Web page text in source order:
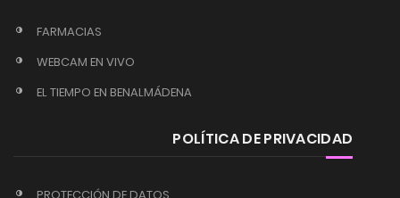
FARMACIAS
WEBCAM EN VIVO
EL TIEMPO EN BENALMÁDENA
POLÍTICA DE PRIVACIDAD